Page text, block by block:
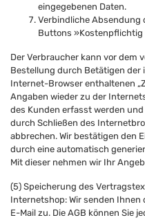
eingegebenen Daten.
Verbindliche Absendung
Buttons »Kostenpflichtig
Der Verbraucher kann vor dem
Bestellung durch Betätigen der
Internet-Browser enthaltenen
Angaben wieder zu der
des Kunden erfasst werden
durch Schließen des
abbrechen. Wir bestätigen den
durch eine automatisch
Mit dieser nehmen wir Ihr
(5) Speicherung des
Internetshop: Wir senden
E-Mail zu. Die AGB können Sie